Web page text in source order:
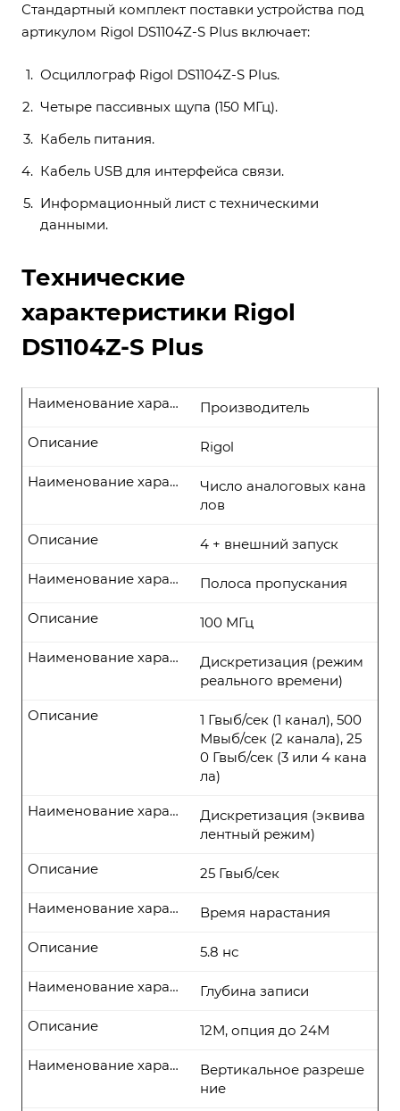
Стандартный комплект поставки устройства под
артикулом Rigol DS1104Z-S Plus включает:
Осциллограф Rigol DS1104Z-S Plus.
Четыре пассивных щупа (150 МГц).
Кабель питания.
Кабель USB для интерфейса связи.
Информационный лист с техническими
данными.
Технические
характеристики Rigol
DS1104Z-S Plus
Производитель
Наименование характеристики
Rigol
Описание
Число аналоговых кана
лов
Наименование характеристики
4 + внешний запуск
Описание
Полоса пропускания
Наименование характеристики
100 МГц
Описание
Дискретизация (режим
реального времени)
Наименование характеристики
1 Гвыб/сек (1 канал), 500
Мвыб/сек (2 канала), 25
0 Гвыб/сек (3 или 4 кана
ла)
Описание
Дискретизация (эквива
лентный режим)
Наименование характеристики
25 Гвыб/сек
Описание
Время нарастания
Наименование характеристики
5.8 нс
Описание
Глубина записи
Наименование характеристики
12М, опция до 24М
Описание
Вертикальное разреше
ние
Наименование характеристики